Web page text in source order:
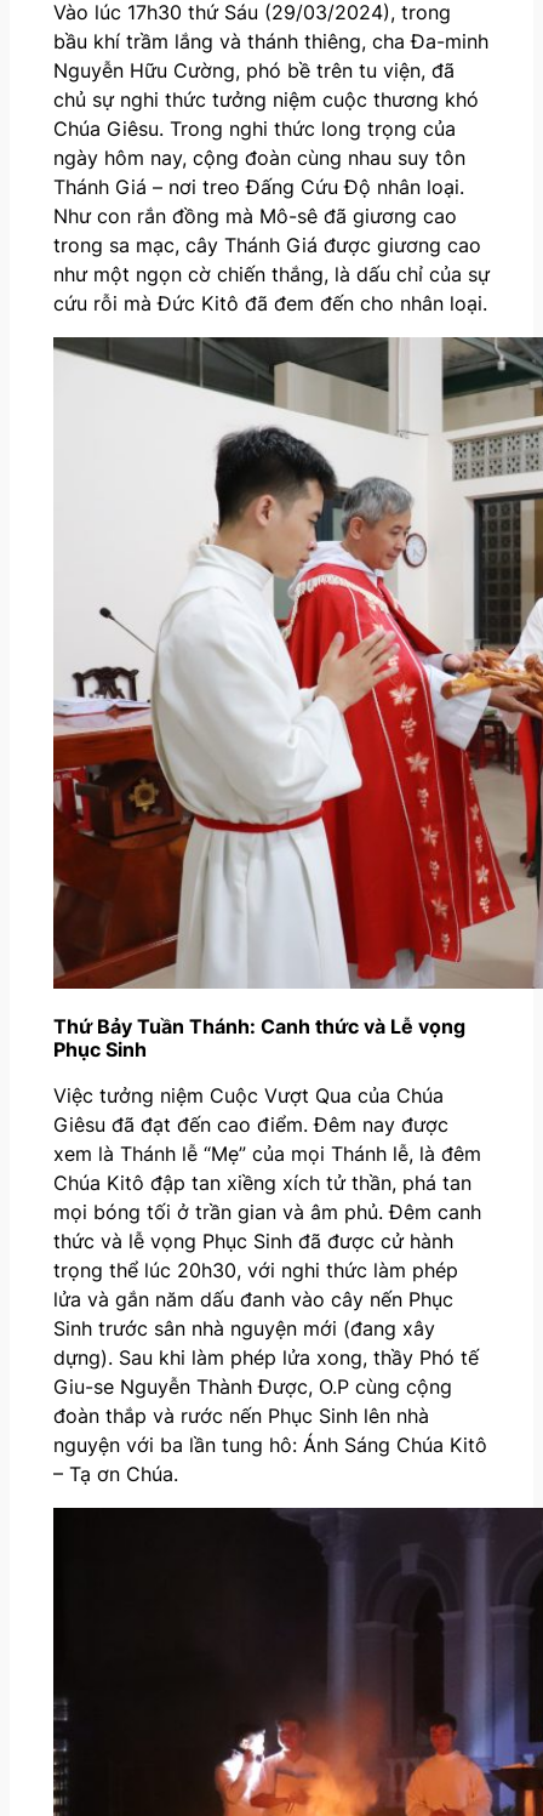
Vào lúc 17h30 thứ Sáu (29/03/2024), trong
bầu khí trầm lắng và thánh thiêng, cha Đa-minh
Nguyễn Hữu Cường, phó bề trên tu viện, đã
chủ sự nghi thức tưởng niệm cuộc thương khó
Chúa Giêsu. Trong nghi thức long trọng của
ngày hôm nay, cộng đoàn cùng nhau suy tôn
Thánh Giá – nơi treo Đấng Cứu Độ nhân loại.
Như con rắn đồng mà Mô-sê đã giương cao
trong sa mạc, cây Thánh Giá được giương cao
như một ngọn cờ chiến thắng, là dấu chỉ của sự
cứu rỗi mà Đức Kitô đã đem đến cho nhân loại.
Thứ Bảy Tuần Thánh: Canh thức và Lễ vọng
Phục Sinh
Việc tưởng niệm Cuộc Vượt Qua của Chúa
Giêsu đã đạt đến cao điểm. Đêm nay được
xem là Thánh lễ “Mẹ” của mọi Thánh lễ, là đêm
Chúa Kitô đập tan xiềng xích tử thần, phá tan
mọi bóng tối ở trần gian và âm phủ. Đêm canh
thức và lễ vọng Phục Sinh đã được cử hành
trọng thể lúc 20h30, với nghi thức làm phép
lửa và gắn năm dấu đanh vào cây nến Phục
Sinh trước sân nhà nguyện mới (đang xây
dựng). Sau khi làm phép lửa xong, thầy Phó tế
Giu-se Nguyễn Thành Được, O.P cùng cộng
đoàn thắp và rước nến Phục Sinh lên nhà
nguyện với ba lần tung hô: Ánh Sáng Chúa Kitô
– Tạ ơn Chúa.